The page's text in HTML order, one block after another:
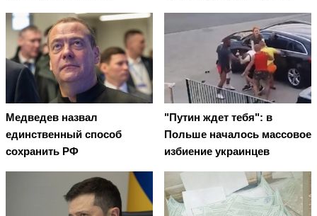
Медведев назвал
единственный способ
сохранить РФ
"Путин ждет тебя": в
Польше началось массовое
избиение украинцев